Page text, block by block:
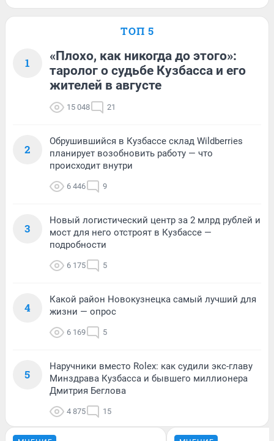
ТОП 5
1
«Плохо, как никогда до этого»:
таролог о судьбе Кузбасса и его
жителей в августе
15 048 21
2
Обрушившийся в Кузбассе склад Wildberries
планирует возобновить работу — что
происходит внутри
6 446 9
3
Новый логистический центр за 2 млрд рублей и
мост для него отстроят в Кузбассе —
подробности
6 175 5
4
Какой район Новокузнецка самый лучший для
жизни — опрос
6 169 5
5
Наручники вместо Rolex: как судили экс-главу
Минздрава Кузбасса и бывшего миллионера
Дмитрия Беглова
4 875 15